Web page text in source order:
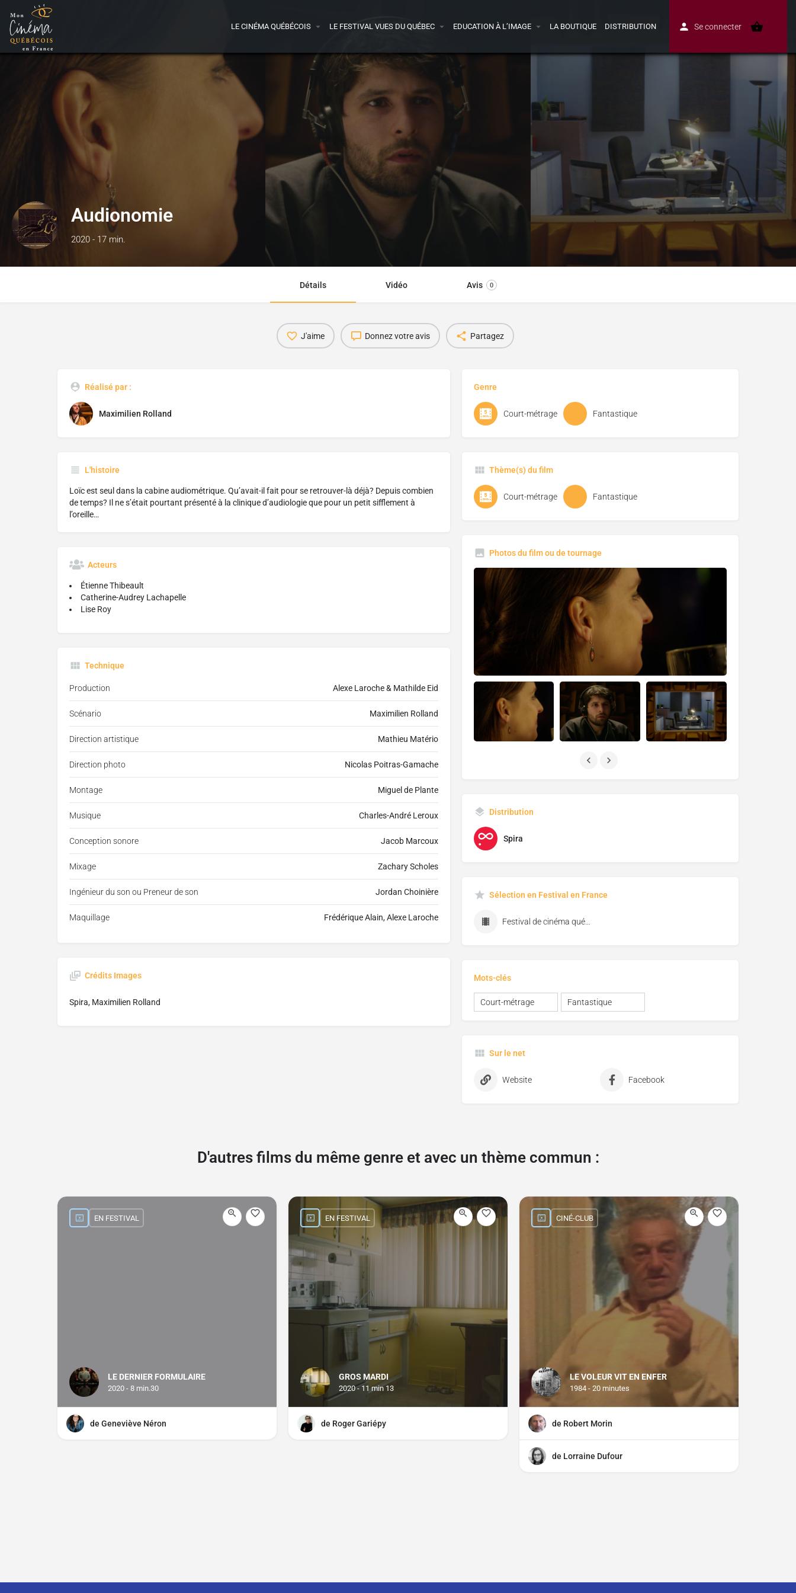
LE CINÉMA QUÉBÉCOIS LE FESTIVAL VUES DU QUÉBEC EDUCATION À L’IMAGE LA BOUTIQUE DISTRIBUTION Se connecter
Audionomie
2020 - 17 min.
Détails Vidéo Avis 0
J'aime Donnez votre avis Partagez
Réalisé par :
Maximilien Rolland
L'histoire
Loïc est seul dans la cabine audiométrique. Qu’avait-il fait pour se retrouver-là déjà? Depuis combien
de temps? Il ne s’était pourtant présenté à la clinique d’audiologie que pour un petit sifflement à
l’oreille…
Acteurs
Étienne Thibeault
Catherine-Audrey Lachapelle
Lise Roy
Technique
Production Alexe Laroche & Mathilde Eid
Scénario Maximilien Rolland
Direction artistique Mathieu Matério
Direction photo Nicolas Poitras-Gamache
Montage Miguel de Plante
Musique Charles-André Leroux
Conception sonore Jacob Marcoux
Mixage Zachary Scholes
Ingénieur du son ou Preneur de son Jordan Choinière
Maquillage Frédérique Alain, Alexe Laroche
Crédits Images
Spira, Maximilien Rolland
Genre
Court-métrage Fantastique
Thème(s) du film
Court-métrage Fantastique
Photos du film ou de tournage
Distribution
Spira
Sélection en Festival en France
Festival de cinéma québécois de Biscarosse
Mots-clés
Court-métrage Fantastique
Sur le net
Website Facebook
D'autres films du même genre et avec un thème commun :
LE DERNIER FORMULAIRE
2020 - 8 min.30
EN FESTIVAL
de Geneviève Néron
GROS MARDI
2020 - 11 min 13
EN FESTIVAL
de Roger Gariépy
LE VOLEUR VIT EN ENFER
1984 - 20 minutes
CINÉ-CLUB
de Robert Morin
de Lorraine Dufour